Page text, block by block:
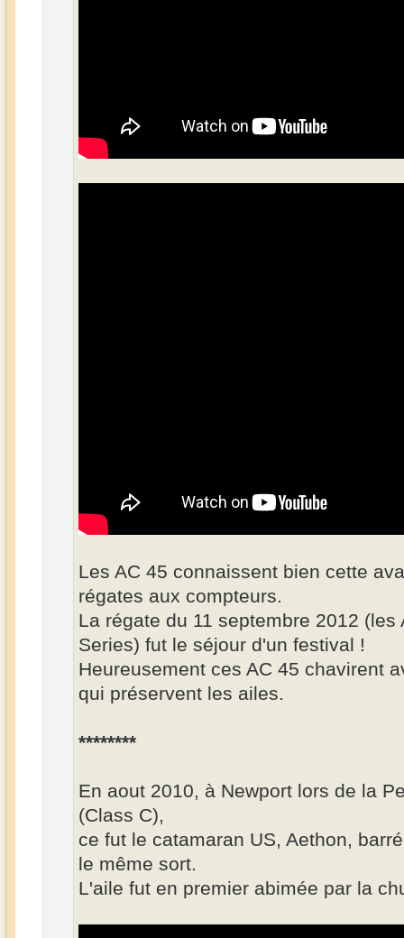
Les AC 45 connaissent bien cette
régates aux compteurs.
La régate du 11 septembre 2012 (les
Series) fut le séjour d'un festival !
Heureusement ces AC 45 chavirent
qui préservent les ailes.
********
En aout 2010, à Newport lors de la
(Class C),
ce fut le catamaran US, Aethon,
le même sort.
L'aile fut en premier abimée par la